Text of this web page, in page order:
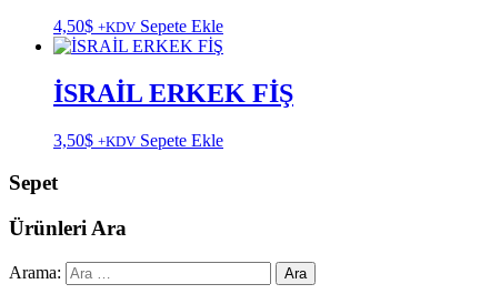
4,50$ +KDV Sepete Ekle
İSRAİL ERKEK FİŞ
3,50$ +KDV Sepete Ekle
Sepet
Ürünleri Ara
Arama: